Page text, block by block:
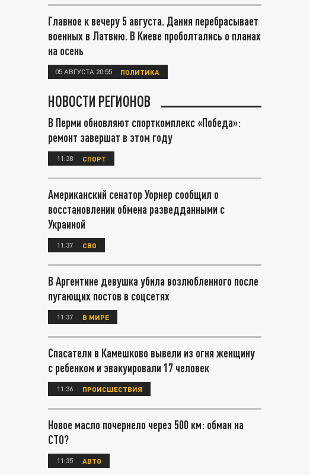
Главное к вечеру 5 августа. Дания перебрасывает
военных в Латвию. В Киеве проболтались о планах
на осень
05 АВГУСТА 20:55 ПОЛИТИКА
НОВОСТИ РЕГИОНОВ
В Перми обновляют спорткомплекс «Победа»:
ремонт завершат в этом году
11:38 СПОРТ
Американский сенатор Уорнер сообщил о
восстановлении обмена разведданными с
Украиной
11:37 СВО
В Аргентине девушка убила возлюбленного после
пугающих постов в соцсетях
11:37 В МИРЕ
Спасатели в Камешково вывели из огня женщину
с ребенком и эвакуировали 17 человек
11:36 ПРОИСШЕСТВИЯ
Новое масло почернело через 500 км: обман на
СТО?
11:35 АВТО